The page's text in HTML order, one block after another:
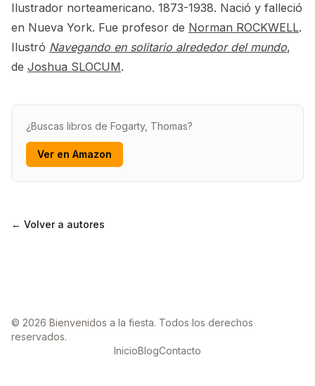
Ilustrador norteamericano. 1873-1938. Nació y falleció
en Nueva York. Fue profesor de Norman ROCKWELL.
Ilustró Navegando en solitario alrededor del mundo,
de Joshua SLOCUM.
¿Buscas libros de Fogarty, Thomas?
Ver en Amazon
← Volver a autores
© 2026 Bienvenidos a la fiesta. Todos los derechos
reservados.
InicioBlogContacto